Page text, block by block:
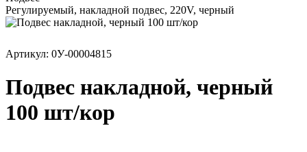
Регулируемый, накладной подвес, 220V, черный
Артикул: 0У-00004815
Подвес накладной, черный
100 шт/кор